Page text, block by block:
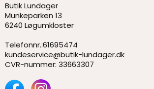
Butik Lundager
Munkeparken 13
6240 Løgumkloster
Telefonnr.:61695474
kundeservice@butik-lundager.dk
CVR-nummer: 33663307